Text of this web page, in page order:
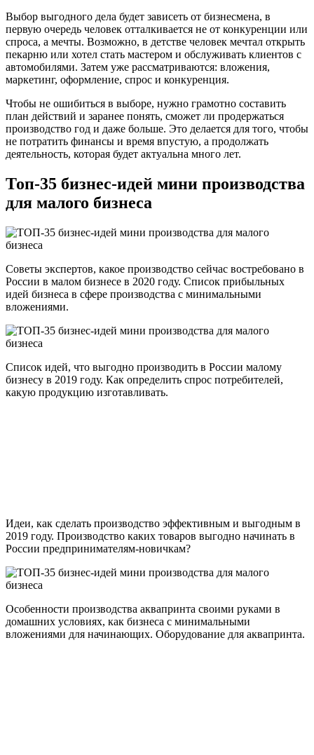
Выбор выгодного дела будет зависеть от бизнесмена, в
первую очередь человек отталкивается не от конкуренции или
спроса, а мечты. Возможно, в детстве человек мечтал открыть
пекарню или хотел стать мастером и обслуживать клиентов с
автомобилями. Затем уже рассматриваются: вложения,
маркетинг, оформление, спрос и конкуренция.
Чтобы не ошибиться в выборе, нужно грамотно составить
план действий и заранее понять, сможет ли продержаться
производство год и даже больше. Это делается для того, чтобы
не потратить финансы и время впустую, а продолжать
деятельность, которая будет актуальна много лет.
Топ-35 бизнес-идей мини производства
для малого бизнеса
Советы экспертов, какое производство сейчас востребовано в
России в малом бизнесе в 2020 году. Список прибыльных
идей бизнеса в сфере производства с минимальными
вложениями.
Список идей, что выгодно производить в России малому
бизнесу в 2019 году. Как определить спрос потребителей,
какую продукцию изготавливать.
Идеи, как сделать производство эффективным и выгодным в
2019 году. Производство каких товаров выгодно начинать в
России предпринимателям-новичкам?
Особенности производства аквапринта своими руками в
домашних условиях, как бизнеса с минимальными
вложениями для начинающих. Оборудование для аквапринта.